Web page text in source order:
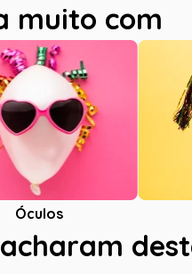
muito com
Óculos